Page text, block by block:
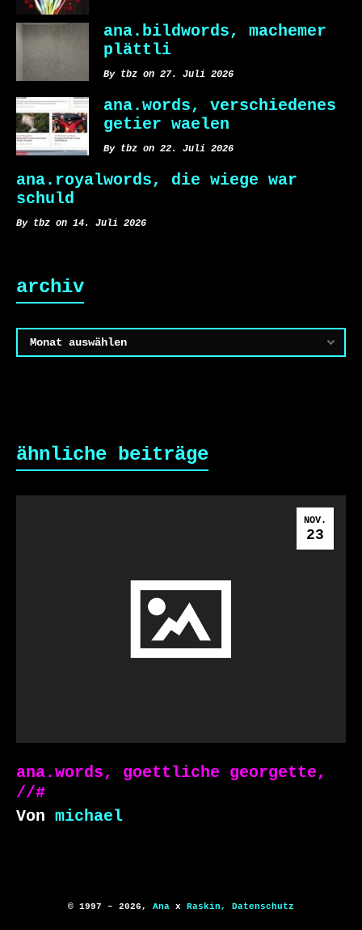
ana.bildwords, machemer
plättli
By tbz on 27. Juli 2026
ana.words, verschiedenes
getier waelen
By tbz on 22. Juli 2026
ana.royalwords, die wiege war
schuld
By tbz on 14. Juli 2026
archiv
Archiv
ähnliche beiträge
NOV.
23
ana.words, goettliche georgette,
//#
Von michael
© 1997 – 2026, Ana x Raskin, Datenschutz